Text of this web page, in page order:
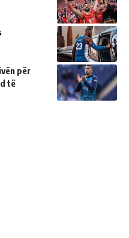
për
të